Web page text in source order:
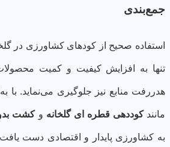
صحیح از کودهای کشاورزی در
به افزایش کیفیت و کمیت محصولات
منابع نیز جلوگیری می‌نماید. با
کوددهی قطره ای گلخانهوکشت بدون
کشاورزی پایدار و اقتصادی دست یافت.